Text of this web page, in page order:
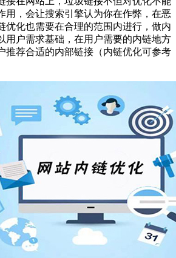
用，会让搜索引擎认为你在作弊，在恶
优化也需要在合理的范围内进行，做内
用户需求基础，在用户需要的内链地方
推荐合适的内部链接（内链优化可参考